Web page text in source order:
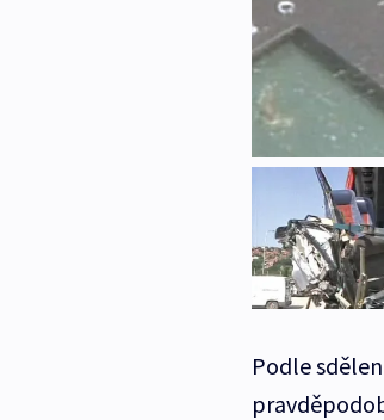
Podle